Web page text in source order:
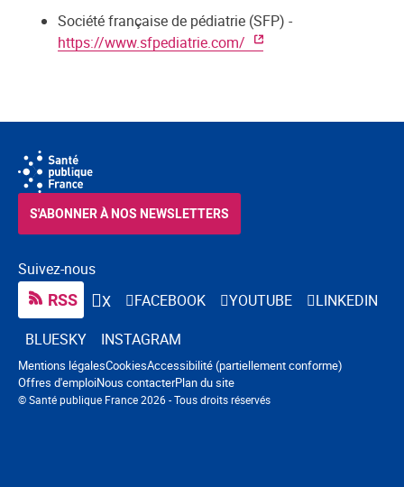
Société française de pédiatrie (SFP) -
https://www.sfpediatrie.com/
Suivez-nous
RSS X FACEBOOK YOUTUBE
LINKEDIN
BLUESKY
INSTAGRAM
S'ABONNER À NOS NEWSLETTERS
© Santé publique France 2026 - Tous droits réservés
Navigation pied de page
Mentions légalesCookiesAccessibilité (partiellement conforme)
Offres d'emploiNous contacterPlan du site